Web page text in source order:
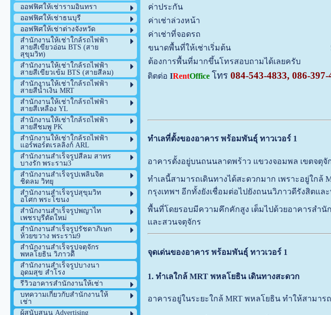
ออฟฟิศให้เช่ารามอินทรา
ออฟฟิศให้เช่าธนบุรี
ออฟฟิศให้เช่าต่างจังหวัด
สำนักงานให้เช่าใกล้รถไฟฟ้า
สายสีเขียวอ่อน BTS (สาย
สุขุมวิท)
สำนักงานให้เช่าใกล้รถไฟฟ้า
สายสีเขียวเข้ม BTS (สายสีลม)
สำนักงานให้เช่าใกล้รถไฟฟ้า
สายสีน้ำเงิน MRT
สำนักงานให้เช่าใกล้รถไฟฟ้า
สายสีเหลือง YL
สำนักงานให้เช่าใกล้รถไฟฟ้า
สายสีชมพู PK
สำนักงานให้เช่าใกล้รถไฟฟ้า
แอร์พอร์ตเรลลิงก์ ARL
สำนักงานสำเร็จรูปสีลม สาทร
บางรัก พระราม3
สำนักงานสำเร็จรูปเพลินจิต
ชิดลม วิทยุ
สำนักงานสำเร็จรูปสุขุมวิท
อโศก พระโขนง
สำนักงานสำเร็จรูปพญาไท
เพชรบุรีตัดใหม่
สำนักงานสำเร็จรูปรัชดาภิเษก
ห้วยขวาง พระราม9
สำนักงานสำเร็จรูปจตุจักร
พหลโยธิน วิภาวดี
สำนักงานสำเร็จรูปบางนา
อุดมสุข สำโรง
รีวิวอาคารสำนักงานให้เช่า
บทความเกี่ยวกับสำนักงานให้
เช่า
ผู้สนับสนุน Advertising
ค่าประกัน
ค่าเช่าล่วงหน้า
ค่าเช่าที่จอดรถ
ขนาดพื้นที่ให้เช่าเริ่มต้น
ต้องการพื้นที่มากขึ้นโทรสอบถามได้เลยครับ
ติตต่อ IRentOffice โทร 084-543-4833, 086-397-
ทำเลที่ตั้งของอาคาร พร้อมพันธ์ุ ทาวเวอร์ 1
อาคารตั้งอยู่บนถนนลาดพร้าว แขวงจอมพล เขตจตุ
ทำเลนี้สามารถเดินทางได้สะดวกมาก เพราะอยู่ใกล้
กรุงเทพฯ อีกทั้งยังเชื่อมต่อไปยังถนนวิภาวดีรังสิตแล
พื้นที่โดยรอบมีความคึกคักสูง เต็มไปด้วยอาคารสำนั
และสวนจตุจักร
จุดเด่นของอาคาร พร้อมพันธ์ุ ทาวเวอร์ 1
1. ทำเลใกล้ MRT พหลโยธิน เดินทางสะดวก
อาคารอยู่ในระยะใกล้ MRT พหลโยธิน ทำให้สามา